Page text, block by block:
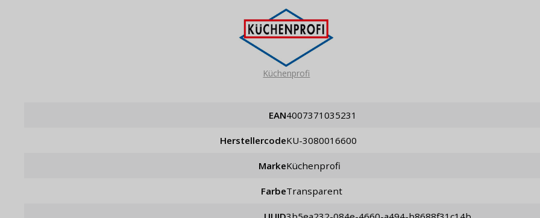
Küchenprofi
EAN 4007371035231
Herstellercode KU-3080016600
Marke Küchenprofi
Farbe Transparent